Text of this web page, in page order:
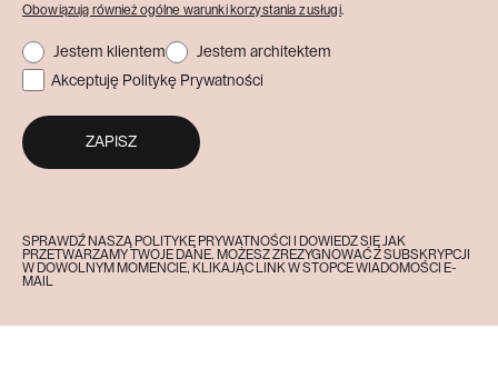
Obowiązują również ogólne warunki korzystania z usługi.
Jestem klientem
Jestem architektem
Akceptuję Politykę Prywatności
ZAPISZ
SPRAWDŹ NASZĄ POLITYKĘ PRYWATNOŚCI I DOWIEDZ SIĘ JAK
PRZETWARZAMY TWOJE DANE. MOŻESZ ZREZYGNOWAĆ Z SUBSKRYPCJI
W DOWOLNYM MOMENCIE, KLIKAJĄC LINK W STOPCE WIADOMOŚCI E-
MAIL